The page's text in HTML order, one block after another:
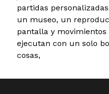
partidas
un museo, un
pantalla y movimientos
ejecutan con un solo
cosas,